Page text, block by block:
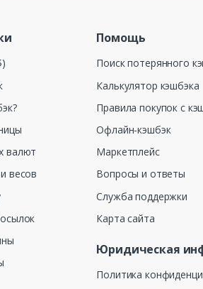
валют
весов
Помощь
Поиск потерянного
Калькулятор кэшбэка
Правила покупок с
Офлайн-кэшбэк
Маркетплейс
Вопросы и ответы
Служба поддержки
Карта сайта
Юридическая
Политика